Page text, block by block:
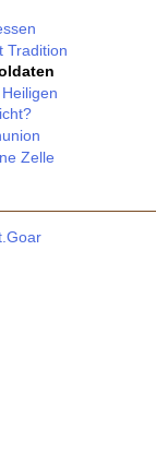
Tradition
Zelle